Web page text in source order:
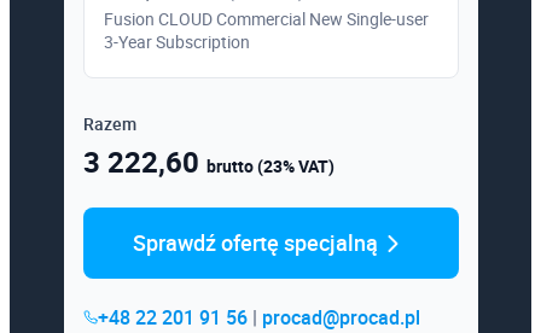
Fusion CLOUD Commercial New Single-user
3-Year Subscription
Razem
3 222,60 brutto (23% VAT)
Sprawdź ofertę specjalną
+48 22 201 91 56| procad@procad.pl